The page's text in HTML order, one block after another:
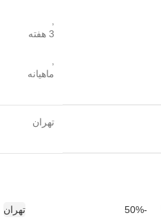
3 هفته
ماهیانه
تهران
-50% تهران